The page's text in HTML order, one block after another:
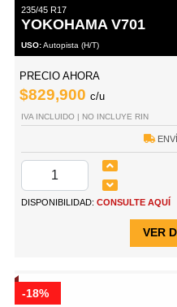
235/45 R17
YOKOHAMA V701
USO:Autopista (H/T)
PRECIO AHORA
$829,900 c/u
IVA INCLUIDO | NO INCLUYE RIN
DISPONIBILIDAD: CONSULTE AQUÍ
VER
-18%